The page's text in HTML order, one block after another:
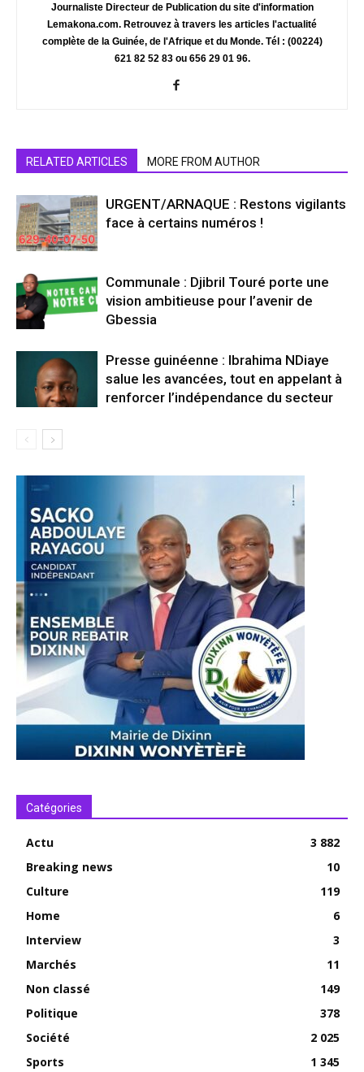
Journaliste Directeur de Publication du site d'information
Lemakona.com. Retrouvez à travers les articles l'actualité
complète de la Guinée, de l'Afrique et du Monde. Tél : (00224)
621 82 52 83 ou 656 29 01 96.
RELATED ARTICLES MORE FROM AUTHOR
URGENT/ARNAQUE : Restons vigilants
face à certains numéros !
Communale : Djibril Touré porte une
vision ambitieuse pour l’avenir de
Gbessia
Presse guinéenne : Ibrahima NDiaye
salue les avancées, tout en appelant à
renforcer l’indépendance du secteur
Catégories
Actu
3 882
Breaking news
10
Culture
119
Home
6
Interview
3
Marchés
11
Non classé
149
Politique
378
Société
2 025
Sports
1 345